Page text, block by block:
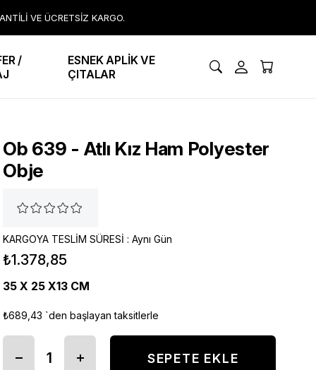
VE ÜCRETSİZ KARGO.
/
ESNEK APLİK VE
ÇITALAR
Ob 639 - Atlı Kız Ham Polyester
Obje
KARGOYA TESLİM SÜRESİ : Aynı Gün
₺1.378,85
35 X 25 X13 CM
₺689,43 `den başlayan taksitlerle